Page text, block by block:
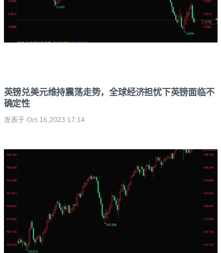
英镑兑美元维持震荡走势，全球经济担忧下英镑面临不
确定性
发表于 Oct 16,2023 17:14